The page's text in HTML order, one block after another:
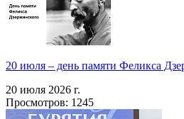
20 июля – день памяти Феликса
20 июля 2026 г.
Просмотров: 1245